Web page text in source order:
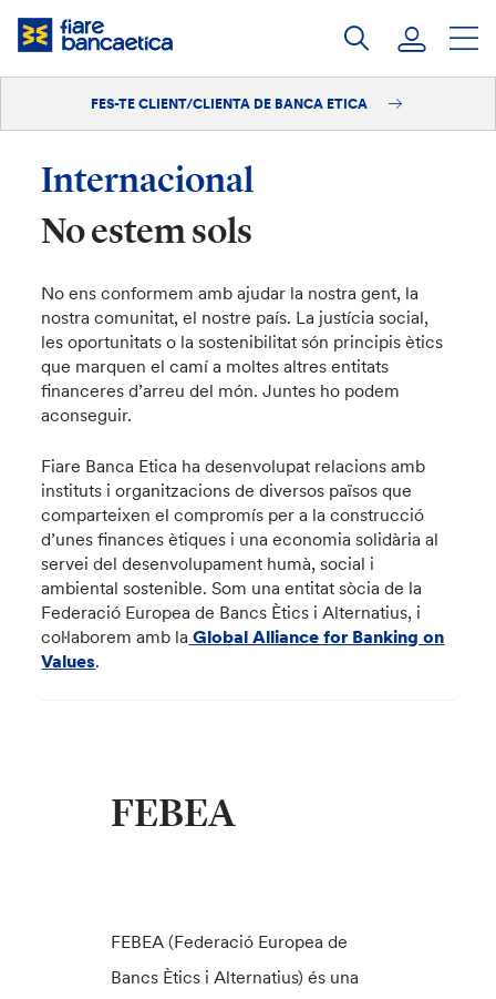
Salta
Iniciar sessió
Fes-te'n client/clienta
FES-TE CLIENT/CLIENTA DE BANCA ETICA
Internacional
No estem sols
No ens conformem amb ajudar la nostra gent, la
nostra comunitat, el nostre país. La justícia social,
les oportunitats o la sostenibilitat són principis ètics
que marquen el camí a moltes altres entitats
financeres d’arreu del món. Juntes ho podem
aconseguir.
Fiare Banca Etica ha desenvolupat relacions amb
instituts i organitzacions de diversos països que
comparteixen el compromís per a la construcció
d’unes finances ètiques i una economia solidària al
servei del desenvolupament humà, social i
ambiental sostenible. Som una entitat sòcia de la
Federació Europea de Bancs Ètics i Alternatius, i
col·laborem amb la Global Alliance for Banking on
Values.
FEBEA
FEBEA (Federació Europea de
Bancs Ètics i Alternatius) és una